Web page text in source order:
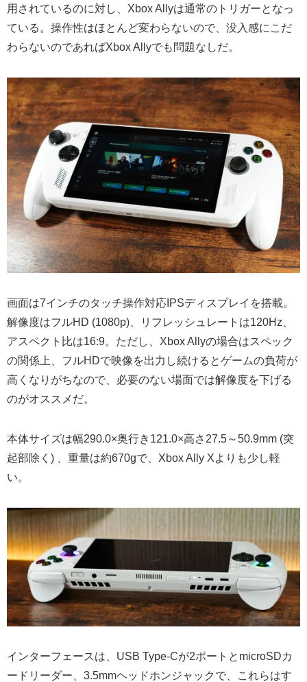
用されているのに対し、Xbox Allyは通常のトリガーとなっ
ている。操作性はほとんど変わらないので、没入感にこだ
わらないのであればXbox Allyでも問題なしだ。
画面は7インチのタッチ操作対応IPSディスプレイを搭載。
解像度はフルHD (1080p)、リフレッシュレートは120Hz、
アスペクト比は16:9。ただし、Xbox Allyの場合はスペック
の関係上、フルHDで映像を出力し続けるとゲームの負荷が
高くなりがちなので、必要のない場面では解像度を下げる
のがオススメだ。
本体サイズは幅290.0×奥行き121.0×高さ27.5～50.9mm (突
起部除く) 、重量は約670gで、Xbox Ally Xよりも少し軽
い。
インターフェースは、USB Type-Cが2ポートとmicroSDカ
ードリーダー、3.5mmヘッドホンジャックで、これらはす